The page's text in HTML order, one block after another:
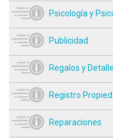
Psicología y
Publicidad
Regalos y
Registro
Reparaciones